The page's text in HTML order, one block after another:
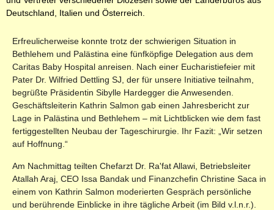
Deutschland, Italien und Österreich.
Erfreulicherweise konnte trotz der schwierigen Situation in
Bethlehem und Palästina eine fünfköpfige Delegation aus dem
Caritas Baby Hospital anreisen. Nach einer Eucharistiefeier mit
Pater Dr. Wilfried Dettling SJ, der für unsere Initiative teilnahm,
begrüßte Präsidentin Sibylle Hardegger die Anwesenden.
Geschäftsleiterin Kathrin Salmon gab einen Jahresbericht zur
Lage in Palästina und Bethlehem – mit Lichtblicken wie dem fast
fertiggestellten Neubau der Tageschirurgie. Ihr Fazit: „Wir setzen
auf Hoffnung.“
Am Nachmittag teilten Chefarzt Dr. Ra'fat Allawi, Betriebsleiter
Atallah Araj, CEO Issa Bandak und Finanzchefin Christine Saca in
einem von Kathrin Salmon moderierten Gespräch persönliche
und berührende Einblicke in ihre tägliche Arbeit (im Bild v.l.n.r.).